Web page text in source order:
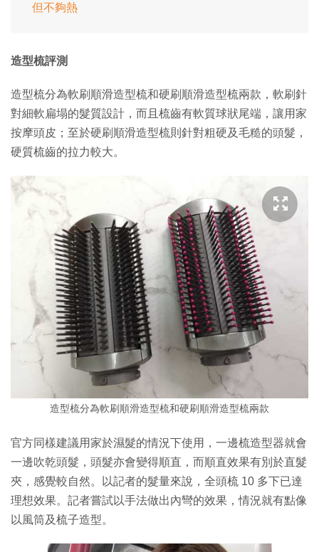
但不夠熱
造型梳評測
造型梳分為軟刷順滑造型梳和硬刷順滑造型梳兩款，軟刷針
對細軟扁塌的髮質設計，而且梳齒有軟質球狀尾端，讓用家
按摩頭皮；至於硬刷順滑造型梳則針對粗硬及毛糙的頭髮，
硬質梳齒的拉力較大。
造型梳分為軟刷順滑造型梳和硬刷順滑造型梳兩款
官方同樣建議用家於濕髮的情況下使用，一邊梳造型器就會
一邊吹乾頭髮，頭髮亦會變得順直，而順直效果有別於直髮
夾，感覺較自然。以記者的髮量來說，全頭梳 10 多下已達
理想效果。記者嘗試以手法做出內彎的效果，情況就有點像
以風筒及梳子造型。